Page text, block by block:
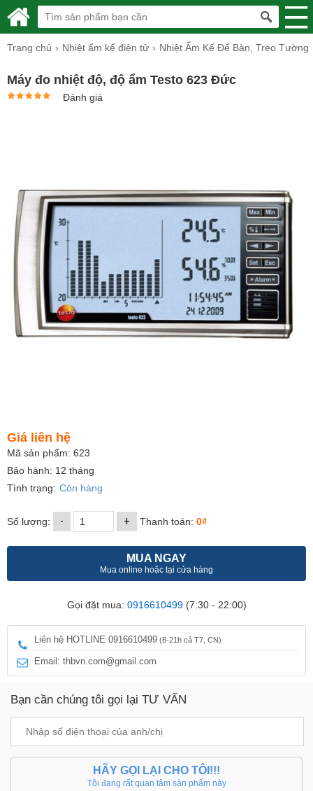
Trang chủ Nhiệt ẩm kế điện tử Nhiệt Ẩm Kế Để Bàn, Treo Tường
Máy đo nhiệt độ, độ ẩm Testo 623 Đức
Đánh giá
Giá liên hệ
Mã sản phẩm: 623
Bảo hành: 12 tháng
Tình trạng: Còn hàng
Số lượng: - + Thanh toán: 0₫
MUA NGAY
Mua online hoặc tại cửa hàng
Gọi đặt mua: 0916610499(7:30 - 22:00)
Liên hệ HOTLINE 0916610499 (8-21h cả T7, CN)
Email: thbvn.com@gmail.com
Bạn cần chúng tôi gọi lại TƯ VẤN
HÃY GỌI LẠI CHO TÔI!!!
Tôi đang rất quan tâm sản phẩm này